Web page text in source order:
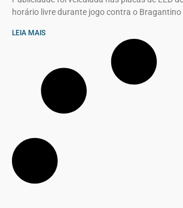
horário livre durante jogo contra o Bragantino
LEIA MAIS